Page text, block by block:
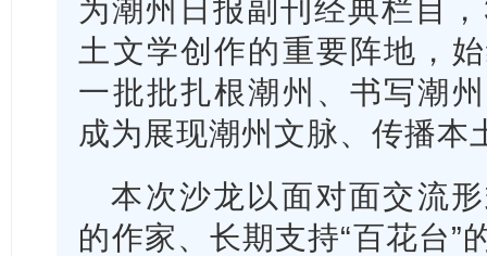
为潮州日报副刊经典栏目
土文学创作的重要阵地，
一批批扎根潮州、书写潮
成为展现潮州文脉、传播本
本次沙龙以面对面交流
的作家、长期支持“百花台”